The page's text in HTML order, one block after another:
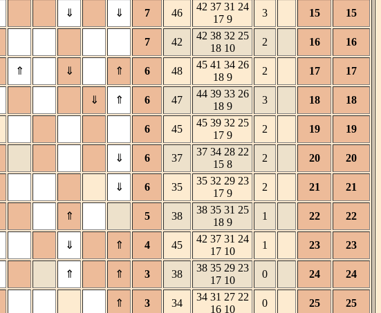
⇓ ⇓ 7 46
42 37 31 24
17 9
3 15 15
7 42
42 38 32 25
18 10
2 16 16
⇑ ⇓ ⇑ 6 48
45 41 34 26
18 9
2 17 17
⇓ ⇑ 6 47
44 39 33 26
18 9
3 18 18
6 45
45 39 32 25
17 9
2 19 19
⇓ 6 37
37 34 28 22
15 8
2 20 20
⇓ 6 35
35 32 29 23
17 9
2 21 21
⇑ 5 38
38 35 31 25
18 9
1 22 22
⇓ ⇑ 4 45
42 37 31 24
17 10
1 23 23
⇑ ⇑ 3 38
38 35 29 23
17 10
0 24 24
⇑ 3 34
34 31 27 22
16 10
0 25 25